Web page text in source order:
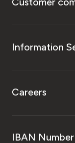
Information
Careers
IBAN